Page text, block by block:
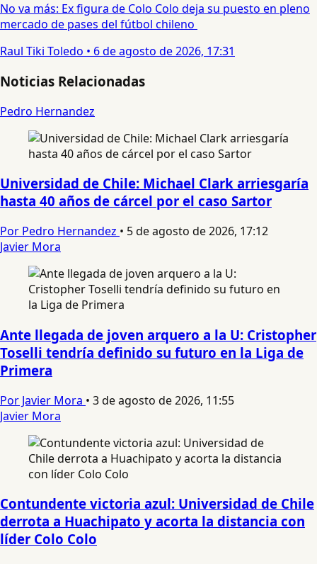
No va más: Ex figura de Colo Colo deja su puesto en pleno
mercado de pases del fútbol chileno
Raul Tiki Toledo • 6 de agosto de 2026, 17:31
Noticias Relacionadas
Pedro Hernandez
Universidad de Chile: Michael Clark arriesgaría
hasta 40 años de cárcel por el caso Sartor
Por Pedro Hernandez • 5 de agosto de 2026, 17:12
Javier Mora
Ante llegada de joven arquero a la U: Cristopher
Toselli tendría definido su futuro en la Liga de
Primera
Por Javier Mora • 3 de agosto de 2026, 11:55
Javier Mora
Contundente victoria azul: Universidad de Chile
derrota a Huachipato y acorta la distancia con
líder Colo Colo